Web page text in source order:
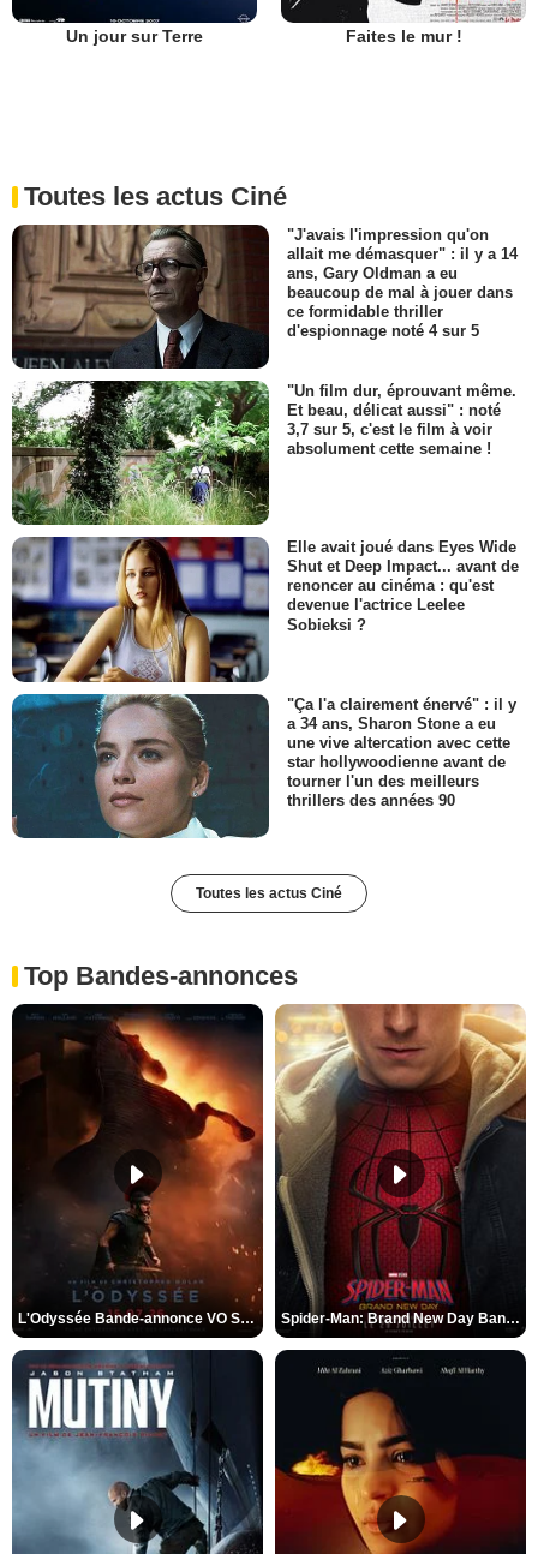
Un jour sur Terre Faites le mur !
Toutes les actus Ciné
"J'avais l'impression qu'on
allait me démasquer" : il y a 14
ans, Gary Oldman a eu
beaucoup de mal à jouer dans
ce formidable thriller
d'espionnage noté 4 sur 5
"Un film dur, éprouvant même.
Et beau, délicat aussi" : noté
3,7 sur 5, c'est le film à voir
absolument cette semaine !
Elle avait joué dans Eyes Wide
Shut et Deep Impact... avant de
renoncer au cinéma : qu'est
devenue l'actrice Leelee
Sobieksi ?
"Ça l'a clairement énervé" : il y
a 34 ans, Sharon Stone a eu
une vive altercation avec cette
star hollywoodienne avant de
tourner l'un des meilleurs
thrillers des années 90
Toutes les actus Ciné
Top Bandes-annonces
L'Odyssée Bande-annonce VO STFR Spider-Man: Brand New Day Bande-annonce VO STFR